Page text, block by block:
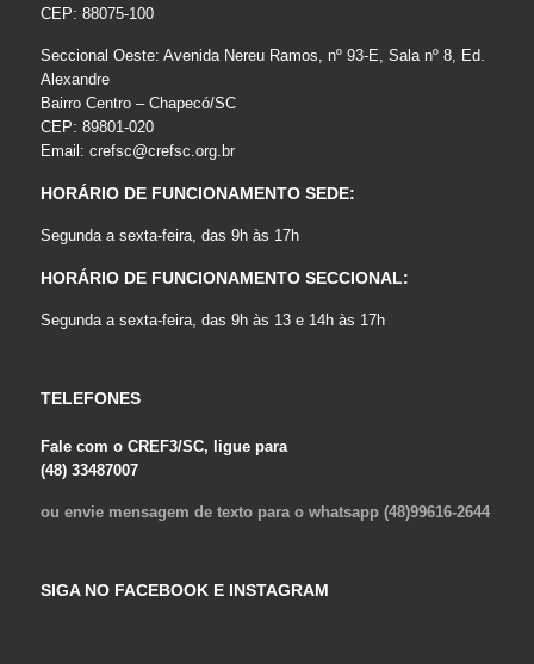
CEP: 88075-100
Seccional Oeste: Avenida Nereu Ramos, nº 93-E, Sala nº 8, Ed.
Alexandre
Bairro Centro – Chapecó/SC
CEP: 89801-020
Email: crefsc@crefsc.org.br
HORÁRIO DE FUNCIONAMENTO SEDE:
Segunda a sexta-feira, das 9h às 17h
HORÁRIO DE FUNCIONAMENTO SECCIONAL:
Segunda a sexta-feira, das 9h às 13 e 14h às 17h
TELEFONES
Fale com o CREF3/SC, ligue para
(48) 33487007
ou envie mensagem de texto para o whatsapp (48)99616-2644
SIGA NO FACEBOOK E INSTAGRAM